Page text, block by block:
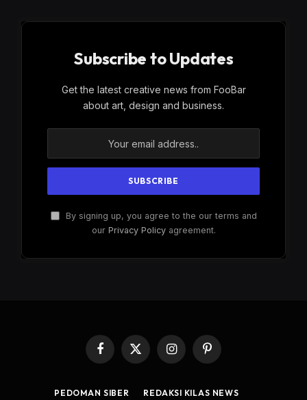
Subscribe to Updates
Get the latest creative news from FooBar
about art, design and business.
By signing up, you agree to the our terms and
our Privacy Policyagreement.
Facebook
X
InstagramPinterest
PEDOMAN SIBER REDAKSI KILAS NEWS